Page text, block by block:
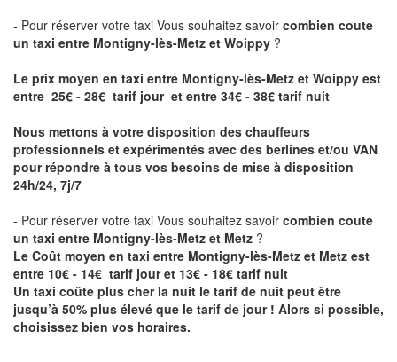
- Pour réserver votre taxi Vous souhaitez savoir combien coute
un taxi entre Montigny-lès-Metz et Woippy ?
Le prix moyen en taxi entre Montigny-lès-Metz et Woippy est
entre 25€ - 28€ tarif jour et entre 34€ - 38€ tarif nuit
Nous mettons à votre disposition des chauffeurs
professionnels et expérimentés avec des berlines et/ou VAN
pour répondre à tous vos besoins de mise à disposition
24h/24, 7j/7
- Pour réserver votre taxi Vous souhaitez savoir combien coute
un taxi entre Montigny-lès-Metz et Metz ?
Le Coût moyen en taxi entre Montigny-lès-Metz et Metz est
entre 10€ - 14€ tarif jour et 13€ - 18€ tarif nuit
Un taxi coûte plus cher la nuit le tarif de nuit peut être
jusqu’à 50% plus élevé que le tarif de jour ! Alors si possible,
choisissez bien vos horaires.